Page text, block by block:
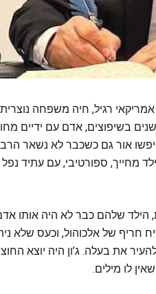
רגיל, חיה משפחה
בשיפוצים, אדם עם ידיים
אור גם כשכבר לא נשאר
הבן שלהם, מייקל, בן 22 בלבד פעם ילד מחייך, ספורטיבי,
שלהם כבר לא היה אותו
חריף של אלכוהול, וכעס שלא
את בעלה. ג’ון היה יוצא
לו מילים.